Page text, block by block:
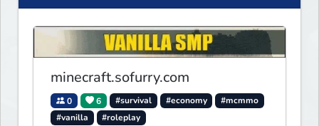
minecraft.sofurry.com
0 6 #survival #economy
#mcmmo
#vanilla
#roleplay